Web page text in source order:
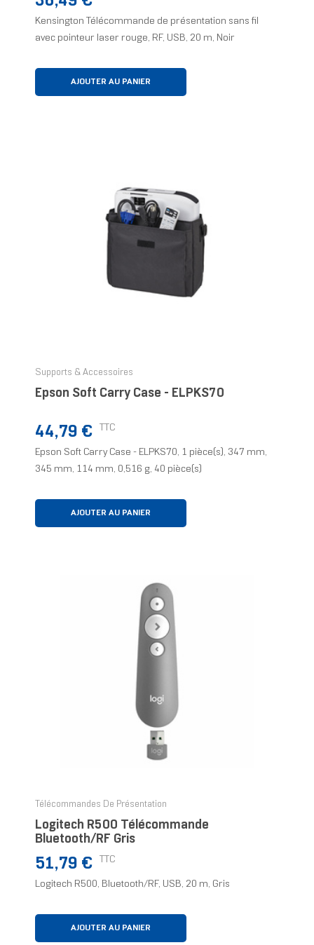
Kensington Télécommande de présentation sans fil
avec pointeur laser rouge, RF, USB, 20 m, Noir
AJOUTER AU PANIER
Supports & Accessoires
Epson Soft Carry Case - ELPKS70
Prix
44,79 € TTC
Epson Soft Carry Case - ELPKS70, 1 pièce(s), 347 mm,
345 mm, 114 mm, 0,516 g, 40 pièce(s)
AJOUTER AU PANIER
Télécommandes De Présentation
Logitech R500 Télécommande
Bluetooth/RF Gris
Prix
51,79 € TTC
Logitech R500, Bluetooth/RF, USB, 20 m, Gris
AJOUTER AU PANIER